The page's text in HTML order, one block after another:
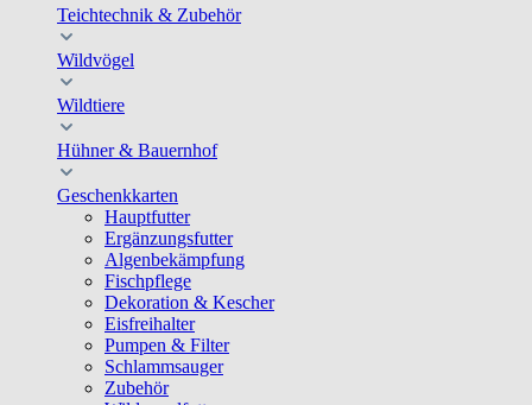
Teichtechnik & Zubehör
Wildvögel
Wildtiere
Hühner & Bauernhof
Geschenkkarten
Hauptfutter
Ergänzungsfutter
Algenbekämpfung
Fischpflege
Dekoration & Kescher
Eisfreihalter
Pumpen & Filter
Schlammsauger
Zubehör